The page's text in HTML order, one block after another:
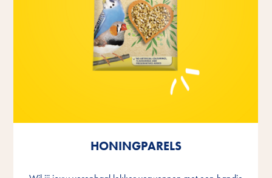
HONINGPARELS
HONINGPARELS
HONINGPARELS